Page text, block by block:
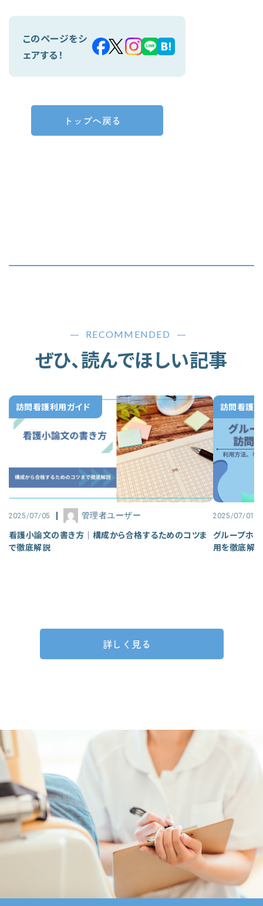
このページをシ
ェアする！
トップへ戻る
RECOMMENDED
ぜひ、読んでほしい記事
訪問看護利用ガイド
2025/07/05 管理者ユーザー
看護小論文の書き方｜構成から合格するためのコツま
で徹底解説
訪問看護
2025/07/01
グループホー
用を徹底解説
詳しく見る